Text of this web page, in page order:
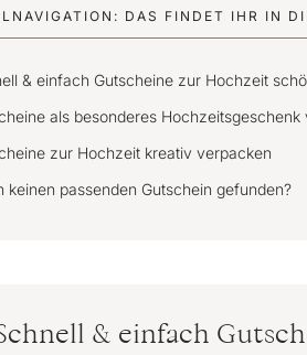
DAS FINDET IHR IN
& einfach Gutscheine zur Hochzeit
als besonderes Hochzeitsgeschenk
zur Hochzeit kreativ verpacken
keinen passenden Gutschein gefunden?
& einfach